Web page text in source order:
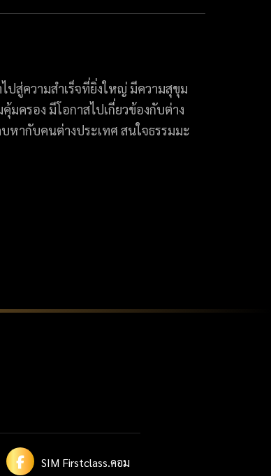
สู่ความสำเร็จที่ยิ่งใหญ่ มีความสุขุม
ครอง มีโอกาสไปเกี่ยวข้องกับต่าง
หากับคนต่างประเทศ สนใจธรรมมะ
SIM Firstclass.คอม